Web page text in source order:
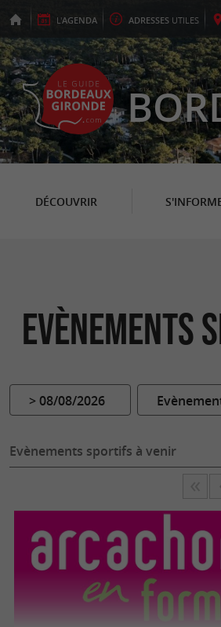
L'AGENDA ADRESSES UTILES
DÉCOUVRIR
Evènements
> 08/08/2026
Evènements sportifs à venir